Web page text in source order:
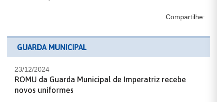
Compartilhe:
GUARDA MUNICIPAL
23/12/2024
ROMU da Guarda Municipal de Imperatriz recebe
novos uniformes